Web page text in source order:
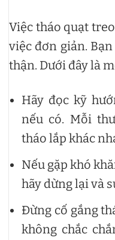
Việc tháo quạt
việc đơn giản.
thận. Dưới đây là
Hãy đọc kỹ
nếu có. Mỗi
tháo lắp khác
Nếu gặp khó
hãy dừng lại và
Đừng cố gắng
không chắc